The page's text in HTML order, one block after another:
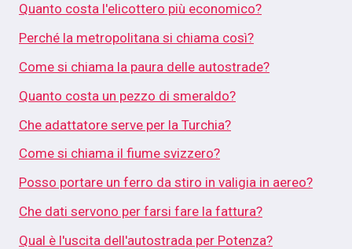
Quanto costa l'elicottero più economico?
Perché la metropolitana si chiama così?
Come si chiama la paura delle autostrade?
Quanto costa un pezzo di smeraldo?
Che adattatore serve per la Turchia?
Come si chiama il fiume svizzero?
Posso portare un ferro da stiro in valigia in aereo?
Che dati servono per farsi fare la fattura?
Qual è l'uscita dell'autostrada per Potenza?